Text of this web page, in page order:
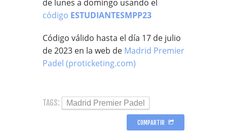
de lunes a domingo usando el
código ESTUDIANTESMPP23
Código válido hasta el día 17 de julio
de 2023 en la web de Madrid Premier
Padel (proticketing.com)
TAGS: Madrid Premier Padel
COMPARTIR